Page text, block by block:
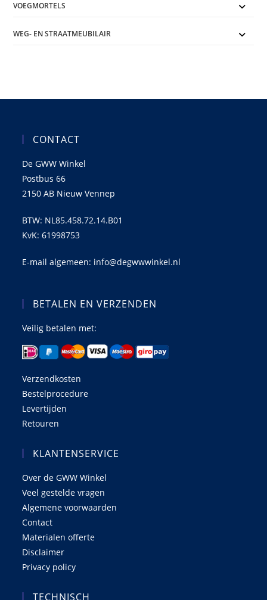
VOEGMORTELS
WEG- EN STRAATMEUBILAIR
CONTACT
De GWW Winkel
Postbus 66
2150 AB Nieuw Vennep
BTW: NL85.458.72.14.B01
KvK: 61998753
E-mail algemeen: info@degwwwinkel.nl
BETALEN EN VERZENDEN
Veilig betalen met:
Verzendkosten
Bestelprocedure
Levertijden
Retouren
KLANTENSERVICE
Over de GWW Winkel
Veel gestelde vragen
Algemene voorwaarden
Contact
Materialen offerte
Disclaimer
Privacy policy
TECHNISCH